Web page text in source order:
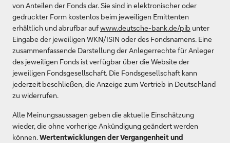
von Anteilen der Fonds dar. Sie sind in elektronischer oder
gedruckter Form kostenlos beim jeweiligen Emittenten
erhältlich und abrufbar aufwww.deutsche-bank.de/pib unter
Eingabe der jeweiligen WKN/ISIN oder des Fondsnamens. Eine
zusammenfassende Darstellung der Anlegerrechte für Anleger
des jeweiligen Fonds ist verfügbar über die Website der
jeweiligen Fondsgesellschaft. Die Fondsgesellschaft kann
jederzeit beschließen, die Anzeige zum Vertrieb in Deutschland
zu widerrufen.
Alle Meinungsaussagen geben die aktuelle Einschätzung
wieder, die ohne vorherige Ankündigung geändert werden
können.Wertentwicklungen der Vergangenheit und